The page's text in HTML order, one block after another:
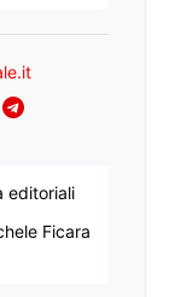
Telegram
editoriali
Ficara